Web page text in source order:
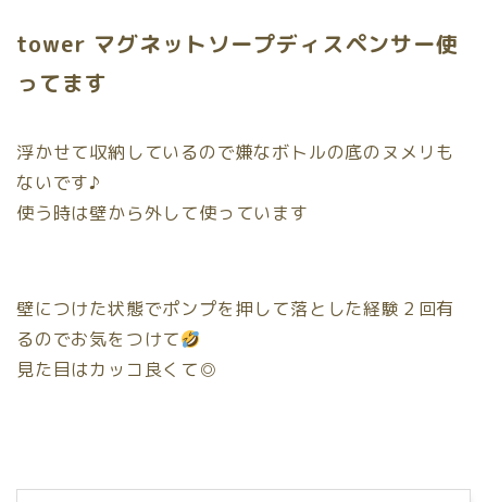
tower マグネットソープディスペンサー使
ってます
浮かせて収納しているので嫌なボトルの底のヌメリも
ないです♪
使う時は壁から外して使っています
壁につけた状態でポンプを押して落とした経験２回有
るのでお気をつけて
見た目はカッコ良くて◎